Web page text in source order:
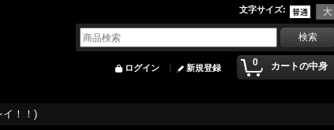
文字サイズ:
0 カートの中身
ログイン 新規登録
イ！！)